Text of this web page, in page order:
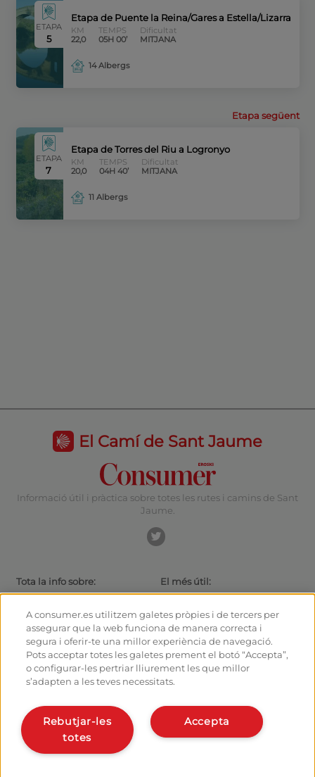
ETAPA
5
Etapa de Puente la Reina/Gares a Estella/Lizarra
KM
22,0
TEMPS
05H 00’
Dificultat
MITJANA
14 Albergs
Etapa següent
ETAPA
7
Etapa de Torres del Riu a Logronyo
KM
20,0
TEMPS
04H 40’
Dificultat
MITJANA
11 Albergs
El Camí de Sant Jaume
Informació útil i pràctica sobre totes les rutes i camins de Sant
Jaume.
Tota la info sobre:
Rutes i Camins de Sant Jaume
El camí amb bici
Albergs
Monumentos
Fòrum
Fotografies del Camí de Sant
Jaume
El més útil:
Actualitat
Consells per al caminant
Com arribar a les sortides
Com sortir de Santiago
Calculadora
Història
Gestiona el teu alberg
Dona d’alta el teu alberg
Coneix-nos:
Dona’t d’alta en el planificador
A consumer.es utilitzem galetes pròpies i de tercers per
assegurar que la web funciona de manera correcta i
segura i oferir-te una millor experiència de navegació.
Pots acceptar totes les galetes prement el botó “Accepta”,
o configurar-les pertriar lliurement les que millor
s’adapten a les teves necessitats.
Accepta
Rebutjar-les
totes